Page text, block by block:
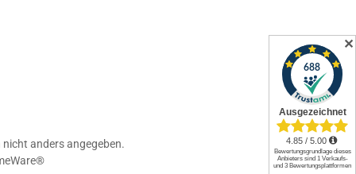
anders angegeben.
hervorheben
Leseführung
Bilder ausblenden Zurücksetzen
✕